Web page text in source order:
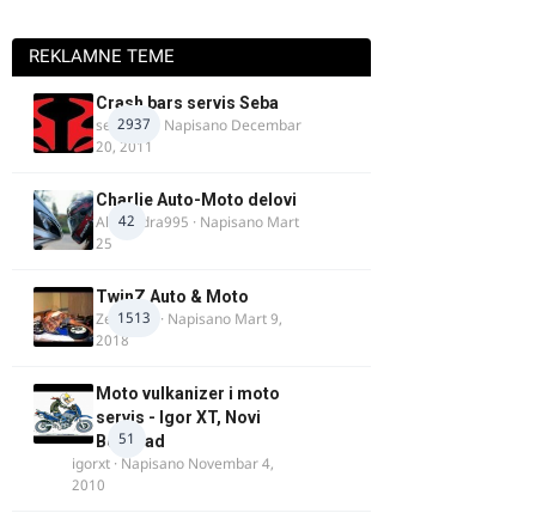
REKLAMNE TEME
2937
Crash bars servis Seba
seba011 · Napisano Decembar
20, 2011
42
Charlie Auto-Moto delovi
Alexandra995 · Napisano Mart
25
1513
TwinZ Auto & Moto
Zeljkamp · Napisano Mart 9,
2018
51
Moto vulkanizer i moto
servis - Igor XT, Novi
Beograd
igorxt · Napisano Novembar 4,
2010